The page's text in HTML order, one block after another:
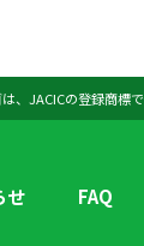
、JACICの登録商標で
せ FAQ